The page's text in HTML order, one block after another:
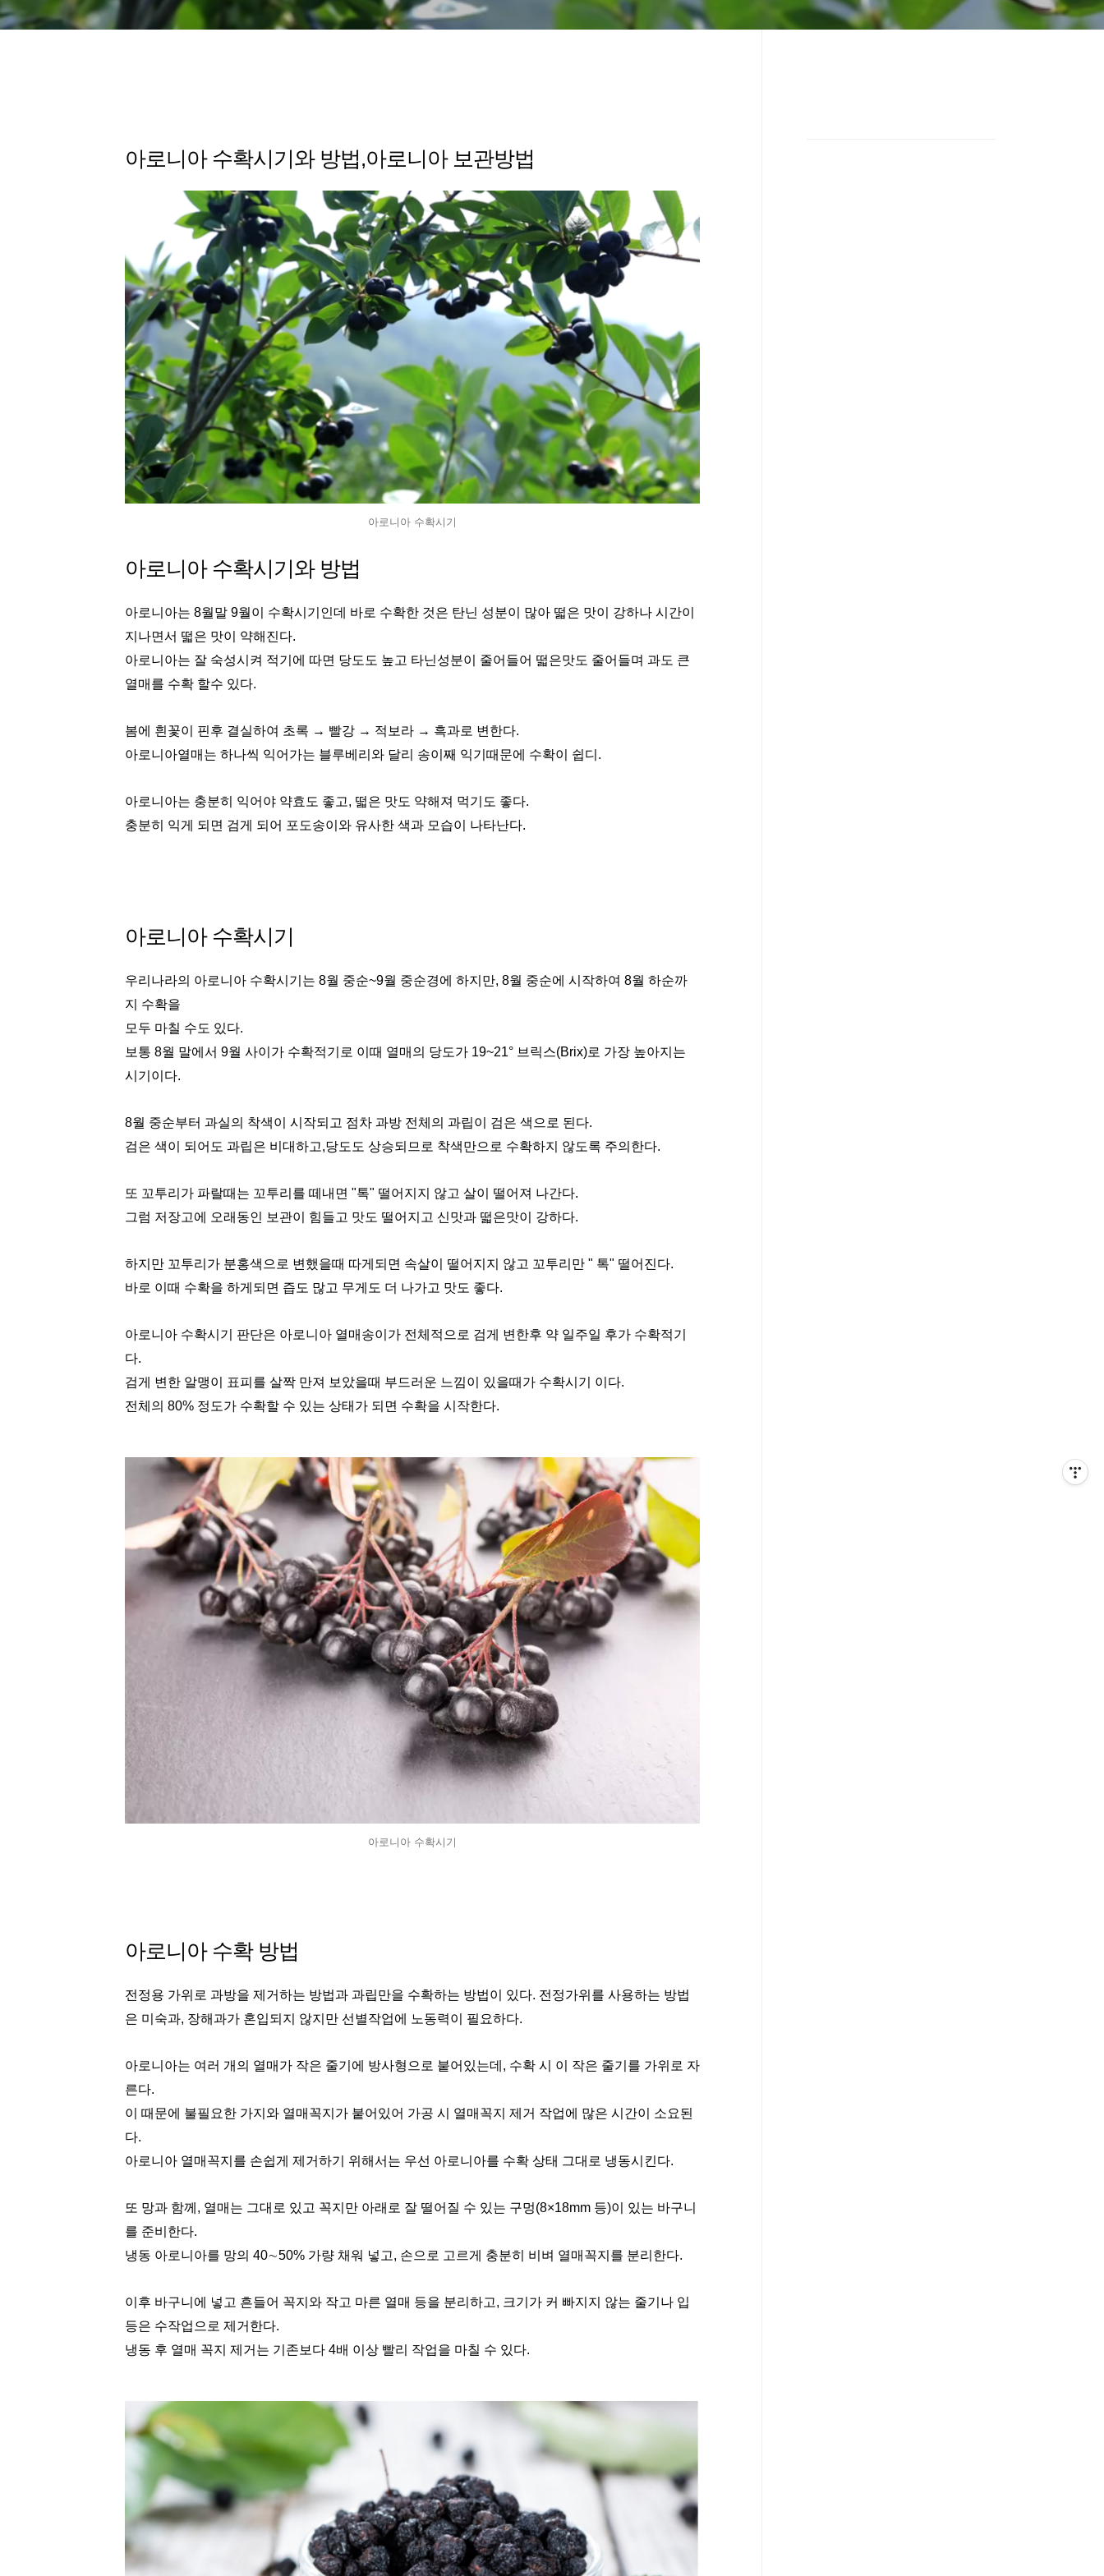
아로니아 수확시기와 방법,아로니아 보관방법
아로니아 수확시기
아로니아 수확시기와 방법
아로니아는 8월말 9월이 수확시기인데 바로 수확한 것은 탄닌 성분이 많아 떫은 맛이 강하나 시간이
지나면서 떫은 맛이 약해진다.
아로니아는 잘 숙성시켜 적기에 따면 당도도 높고 타닌성분이 줄어들어 떫은맛도 줄어들며 과도 큰
열매를 수확 할수 있다.
봄에 흰꽃이 핀후 결실하여 초록 → 빨강 → 적보라 → 흑과로 변한다.
아로니아열매는 하나씩 익어가는 블루베리와 달리 송이째 익기때문에 수확이 쉽디.
아로니아는 충분히 익어야 약효도 좋고, 떫은 맛도 약해져 먹기도 좋다.
충분히 익게 되면 검게 되어 포도송이와 유사한 색과 모습이 나타난다.
아로니아 수확시기
우리나라의 아로니아 수확시기는 8월 중순~9월 중순경에 하지만, 8월 중순에 시작하여 8월 하순까
지 수확을
모두 마칠 수도 있다.
보통 8월 말에서 9월 사이가 수확적기로 이때 열매의 당도가 19~21° 브릭스(Brix)로 가장 높아지는
시기이다.
8월 중순부터 과실의 착색이 시작되고 점차 과방 전체의 과립이 검은 색으로 된다.
검은 색이 되어도 과립은 비대하고,당도도 상승되므로 착색만으로 수확하지 않도록 주의한다.
또 꼬투리가 파랄때는 꼬투리를 떼내면 "톡" 떨어지지 않고 살이 떨어져 나간다.
그럼 저장고에 오래동인 보관이 힘들고 맛도 떨어지고 신맛과 떫은맛이 강하다.
하지만 꼬투리가 분홍색으로 변했을때 따게되면 속살이 떨어지지 않고 꼬투리만 " 톡" 떨어진다.
바로 이때 수확을 하게되면 즙도 많고 무게도 더 나가고 맛도 좋다.
아로니아 수확시기 판단은 아로니아 열매송이가 전체적으로 검게 변한후 약 일주일 후가 수확적기
다.
검게 변한 알맹이 표피를 살짝 만져 보았을때 부드러운 느낌이 있을때가 수확시기 이다.
전체의 80% 정도가 수확할 수 있는 상태가 되면 수확을 시작한다.
아로니아 수확시기
아로니아 수확 방법
전정용 가위로 과방을 제거하는 방법과 과립만을 수확하는 방법이 있다. 전정가위를 사용하는 방법
은 미숙과, 장해과가 혼입되지 않지만 선별작업에 노동력이 필요하다.
아로니아는 여러 개의 열매가 작은 줄기에 방사형으로 붙어있는데, 수확 시 이 작은 줄기를 가위로 자
른다.
이 때문에 불필요한 가지와 열매꼭지가 붙어있어 가공 시 열매꼭지 제거 작업에 많은 시간이 소요된
다.
아로니아 열매꼭지를 손쉽게 제거하기 위해서는 우선 아로니아를 수확 상태 그대로 냉동시킨다.
또 망과 함께, 열매는 그대로 있고 꼭지만 아래로 잘 떨어질 수 있는 구멍(8×18mm 등)이 있는 바구니
를 준비한다.
냉동 아로니아를 망의 40∼50% 가량 채워 넣고, 손으로 고르게 충분히 비벼 열매꼭지를 분리한다.
이후 바구니에 넣고 흔들어 꼭지와 작고 마른 열매 등을 분리하고, 크기가 커 빠지지 않는 줄기나 입
등은 수작업으로 제거한다.
냉동 후 열매 꼭지 제거는 기존보다 4배 이상 빨리 작업을 마칠 수 있다.